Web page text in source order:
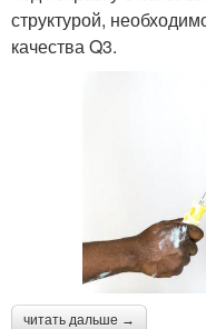
структурой,
качества Q3.
читать дальше →